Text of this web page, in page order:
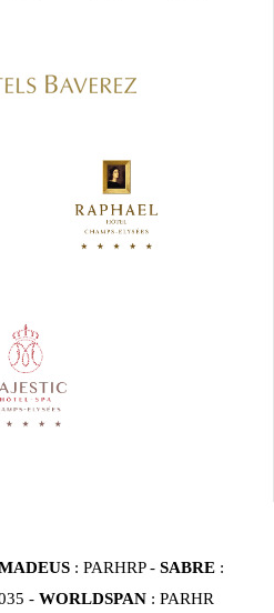
: PARHRP - SABRE :
- WORLDSPAN : PARHR